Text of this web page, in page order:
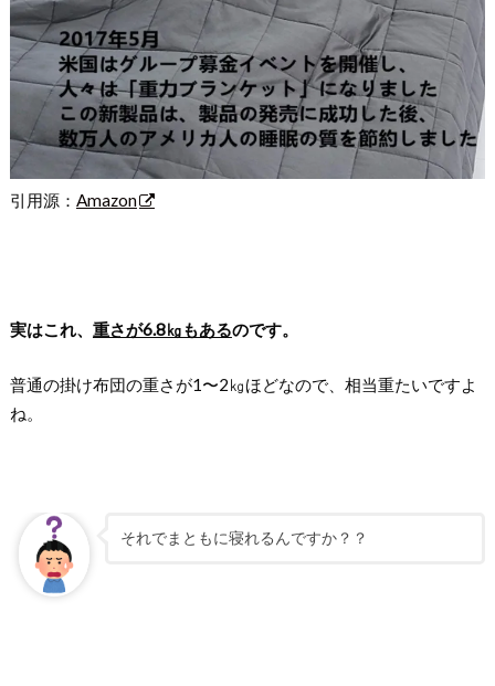
引用源： Amazon
実はこれ、 重さが6.8㎏もあるのです。
普通の掛け布団の重さが1〜2㎏ほどなので、相当重たいですよ
ね。
それでまともに寝れるんですか？？